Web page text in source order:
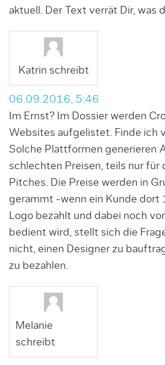
aktuell. Der Text verrät Dir, was
Katrin schreibt
06.09.2016, 5:46
Im Ernst? Im Dossier werden
Websites aufgelistet. Finde ich
Solche Plattformen generieren
schlechten Preisen, teils nur für
Pitches. Die Preise werden in
gerammt -wenn ein Kunde dort
Logo bezahlt und dabei noch
bedient wird, stellt sich die
nicht, einen Designer zu
zu bezahlen.
Melanie
schreibt